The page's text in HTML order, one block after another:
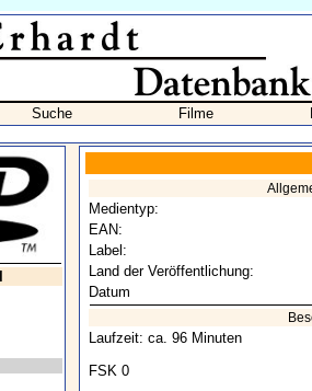
Suche Filme
Medientyp:
EAN:
Label:
Land der Veröffentlichung:
Datum
Laufzeit: ca. 96 Minuten
FSK 0